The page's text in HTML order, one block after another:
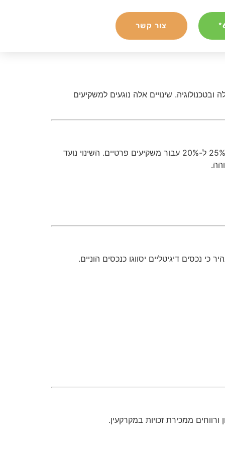
צור קשר
ובטכנולוגיה. שינויים אלה נוגעים למשקיעים
במטרה לעודד השקעות בשוק ההון ולהגביר את התחרות מול שוק הדיור, הממשלה הציעה להפחית את מס רווחי ההון מ-25% ל-20% עבור משקיעים פרטיים. השינוי נועד
נכסים דיגיטליים יסווגו כנכסים הוניים.